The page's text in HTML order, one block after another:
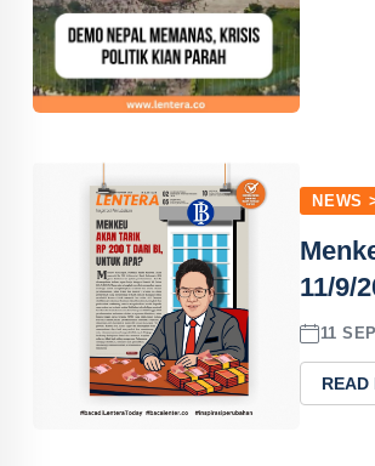
NEWS
11/9/
11
READ